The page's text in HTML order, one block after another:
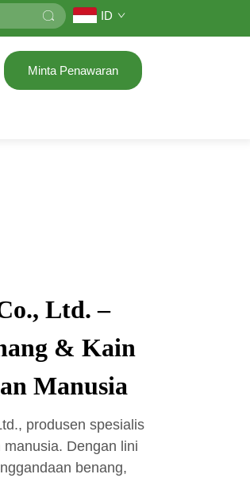
ID
Minta Penawaran
Ltd. –
& Kain
Manusia
produsen spesialis
Dengan lini
benang,